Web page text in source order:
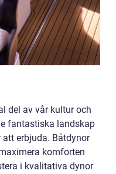
del av vår kultur och
fantastiska landskap
erbjuda. Båtdynor
komforten
i kvalitativa dynor